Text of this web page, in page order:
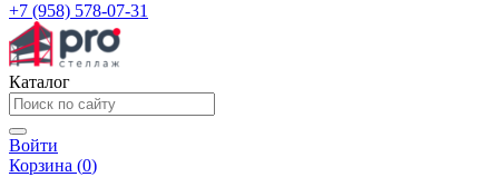
+7 (958) 578-07-31
Каталог
Войти
Корзина (0)